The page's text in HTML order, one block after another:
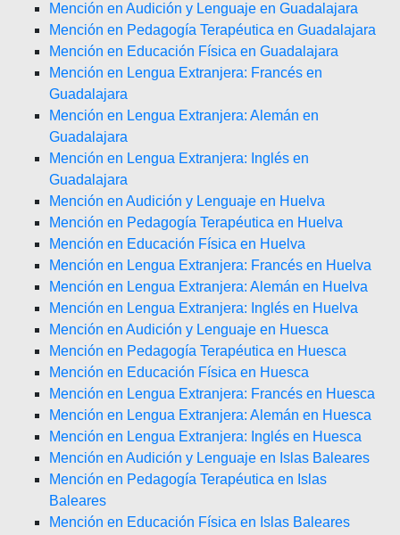
Mención en Audición y Lenguaje en Guadalajara
Mención en Pedagogía Terapéutica en Guadalajara
Mención en Educación Física en Guadalajara
Mención en Lengua Extranjera: Francés en
Guadalajara
Mención en Lengua Extranjera: Alemán en
Guadalajara
Mención en Lengua Extranjera: Inglés en
Guadalajara
Mención en Audición y Lenguaje en Huelva
Mención en Pedagogía Terapéutica en Huelva
Mención en Educación Física en Huelva
Mención en Lengua Extranjera: Francés en Huelva
Mención en Lengua Extranjera: Alemán en Huelva
Mención en Lengua Extranjera: Inglés en Huelva
Mención en Audición y Lenguaje en Huesca
Mención en Pedagogía Terapéutica en Huesca
Mención en Educación Física en Huesca
Mención en Lengua Extranjera: Francés en Huesca
Mención en Lengua Extranjera: Alemán en Huesca
Mención en Lengua Extranjera: Inglés en Huesca
Mención en Audición y Lenguaje en Islas Baleares
Mención en Pedagogía Terapéutica en Islas
Baleares
Mención en Educación Física en Islas Baleares